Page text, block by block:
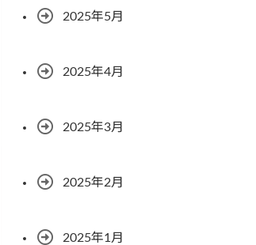
2025年5月
2025年4月
2025年3月
2025年2月
2025年1月